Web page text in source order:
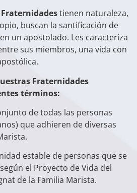
tienen naturaleza,
buscan la santificación de
un apostolado. Les caracteriza
sus miembros, una vida con
Fraternidades
términos:
de todas las personas
que adhieren de diversas
estable de personas que se
el Proyecto de Vida del
de la Familia Marista.